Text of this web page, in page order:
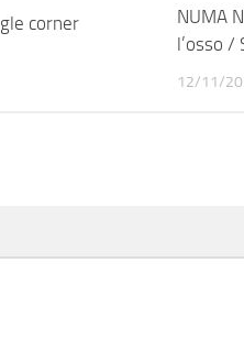
corner
NUMA
l’osso /
12/11/